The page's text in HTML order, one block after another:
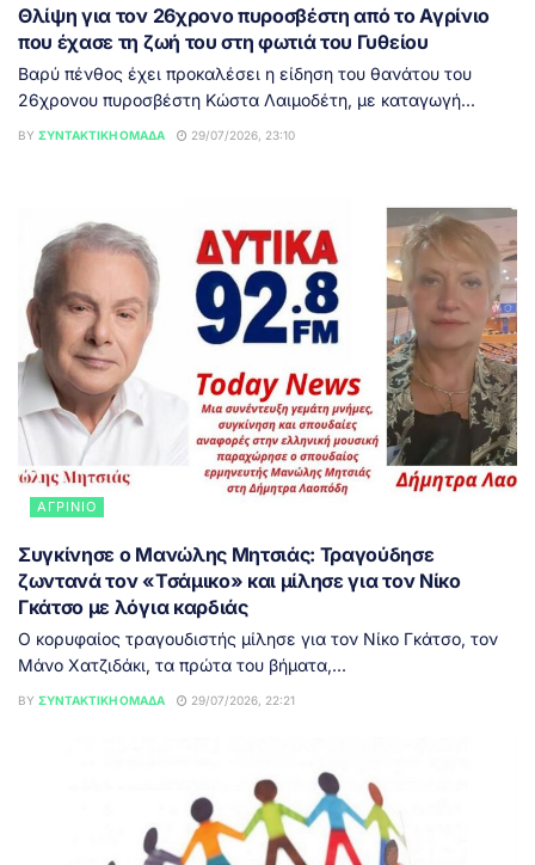
Θλίψη για τον 26χρονο πυροσβέστη από το Αγρίνιο
που έχασε τη ζωή του στη φωτιά του Γυθείου
Βαρύ πένθος έχει προκαλέσει η είδηση του θανάτου του
26χρονου πυροσβέστη Κώστα Λαιμοδέτη, με καταγωγή...
BY ΣΥΝΤΑΚΤΙΚΉ ΟΜΆΔΑ 29/07/2026, 23:10
ΑΓΡΊΝΙΟ
Συγκίνησε ο Μανώλης Μητσιάς: Τραγούδησε
ζωντανά τον «Τσάμικο» και μίλησε για τον Νίκο
Γκάτσο με λόγια καρδιάς
Ο κορυφαίος τραγουδιστής μίλησε για τον Νίκο Γκάτσο, τον
Μάνο Χατζιδάκι, τα πρώτα του βήματα,...
BY ΣΥΝΤΑΚΤΙΚΉ ΟΜΆΔΑ 29/07/2026, 22:21